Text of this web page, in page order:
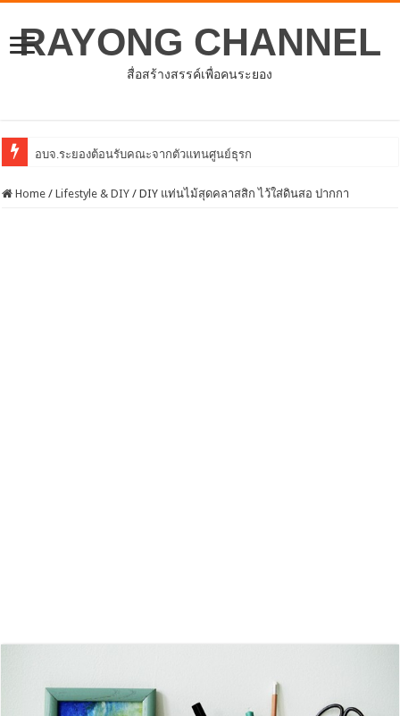
RAYONG CHANNEL
สื่อสร้างสรรค์เพื่อคนระยอง
Home / Lifestyle & DIY / DIY แท่นไม้สุดคลาสสิก ไว้ใส่ดินสอ ปากกา